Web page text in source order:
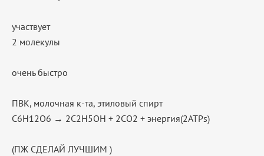
участвует
2 молекулы
очень быстро
ПВК, молочная к-та, этиловый спирт
C6H12O6 → 2C2H5OH + 2CO2 + энергия(2АТРs)
(ПЖ СДЕЛАЙ ЛУЧШИМ )